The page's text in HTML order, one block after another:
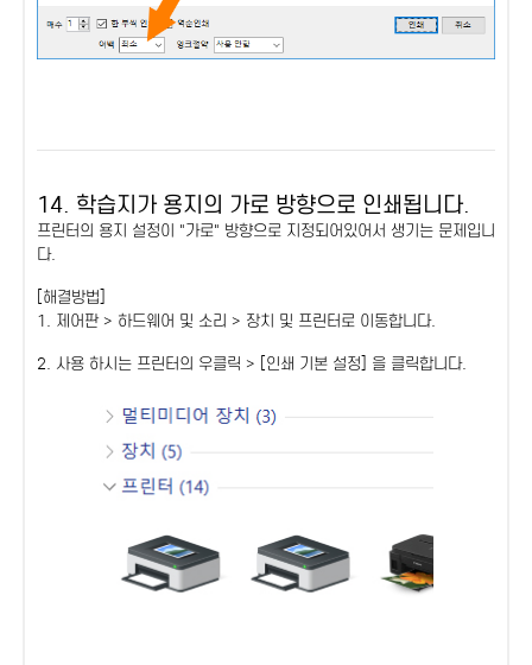
14. 학습지가 용지의 가로 방향으로 인쇄됩니다.
프린터의 용지 설정이 "가로" 방향으로 지정되어있어서 생기는 문제입니
다.
[해결방법]
1. 제어판 > 하드웨어 및 소리 > 장치 및 프린터로 이동합니다.
2. 사용 하시는 프린터의 우클릭 > [인쇄 기본 설정] 을 클릭합니다.